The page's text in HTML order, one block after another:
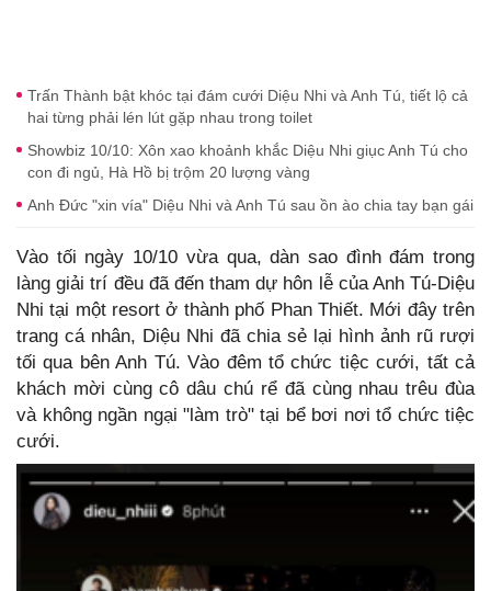
Trấn Thành bật khóc tại đám cưới Diệu Nhi và Anh Tú, tiết lộ cả
hai từng phải lén lút gặp nhau trong toilet
Showbiz 10/10: Xôn xao khoảnh khắc Diệu Nhi giục Anh Tú cho
con đi ngủ, Hà Hồ bị trộm 20 lượng vàng
Anh Đức "xin vía" Diệu Nhi và Anh Tú sau ồn ào chia tay bạn gái
Vào tối ngày 10/10 vừa qua, dàn sao đình đám trong
làng giải trí đều đã đến tham dự hôn lễ của Anh Tú-Diệu
Nhi tại một resort ở thành phố Phan Thiết. Mới đây trên
trang cá nhân, Diệu Nhi đã chia sẻ lại hình ảnh rũ rượi
tối qua bên Anh Tú. Vào đêm tổ chức tiệc cưới, tất cả
khách mời cùng cô dâu chú rể đã cùng nhau trêu đùa
và không ngần ngại "làm trò" tại bể bơi nơi tổ chức tiệc
cưới.